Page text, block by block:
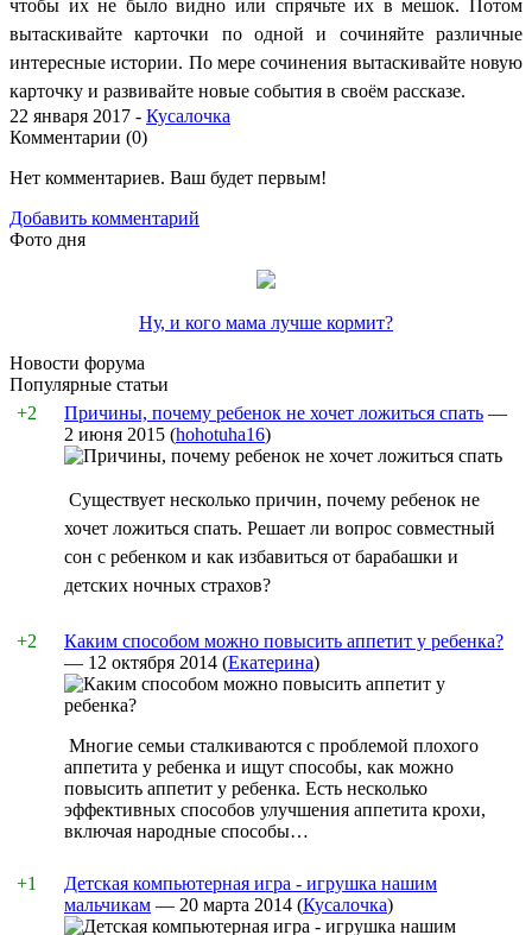
чтобы их не было видно или спрячьте их в мешок. Потом
вытаскивайте карточки по одной и сочиняйте различные
интересные истории. По мере сочинения вытаскивайте новую
карточку и развивайте новые события в своём рассказе.
22 января 2017 - Кусалочка
Комментарии (0)
Нет комментариев. Ваш будет первым!
Добавить комментарий
Фото дня
Ну, и кого мама лучше кормит?
Новости форума
Популярные статьи
+2
Причины, почему ребенок не хочет ложиться спать —
2 июня 2015 (hohotuha16)
Существует несколько причин, почему ребенок не
хочет ложиться спать. Решает ли вопрос совместный
сон с ребенком и как избавиться от барабашки и
детских ночных страхов?
+2
Каким способом можно повысить аппетит у ребенка?
— 12 октября 2014 (Екатерина)
Многие семьи сталкиваются с проблемой плохого
аппетита у ребенка и ищут способы, как можно
повысить аппетит у ребенка. Есть несколько
эффективных способов улучшения аппетита крохи,
включая народные способы…
+1
Детская компьютерная игра - игрушка нашим
мальчикам — 20 марта 2014 (Кусалочка)